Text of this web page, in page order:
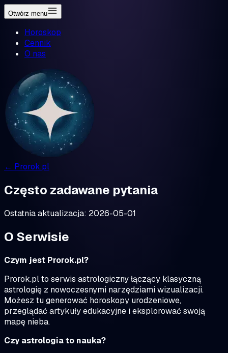
Otwórz menu
Horoskop
Cennik
O nas
← Prorok.pl
Często zadawane pytania
Ostatnia aktualizacja: 2026-05-01
O Serwisie
Czym jest Prorok.pl?
Prorok.pl to serwis astrologiczny łączący klasyczną
astrologię z nowoczesnymi narzędziami wizualizacji.
Możesz tu generować horoskopy urodzeniowe,
przeglądać artykuły edukacyjne i eksplorować swoją
mapę nieba.
Czy astrologia to nauka?